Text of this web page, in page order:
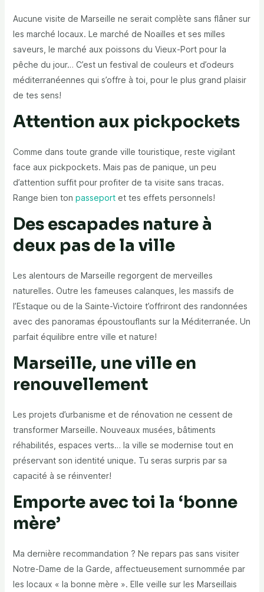
Aucune visite de Marseille ne serait complète sans flâner sur
les marché locaux. Le marché de Noailles et ses milles
saveurs, le marché aux poissons du Vieux-Port pour la
pêche du jour… C’est un festival de couleurs et d’odeurs
méditerranéennes qui s’offre à toi, pour le plus grand plaisir
de tes sens!
Attention aux pickpockets
Comme dans toute grande ville touristique, reste vigilant
face aux pickpockets. Mais pas de panique, un peu
d’attention suffit pour profiter de ta visite sans tracas.
Range bien ton passeportet tes effets personnels!
Des escapades nature à
deux pas de la ville
Les alentours de Marseille regorgent de merveilles
naturelles. Outre les fameuses calanques, les massifs de
l’Estaque ou de la Sainte-Victoire t’offriront des randonnées
avec des panoramas époustouflants sur la Méditerranée. Un
parfait équilibre entre ville et nature!
Marseille, une ville en
renouvellement
Les projets d’urbanisme et de rénovation ne cessent de
transformer Marseille. Nouveaux musées, bâtiments
réhabilités, espaces verts… la ville se modernise tout en
préservant son identité unique. Tu seras surpris par sa
capacité à se réinventer!
Emporte avec toi la ‘bonne
mère’
Ma dernière recommandation ? Ne repars pas sans visiter
Notre-Dame de la Garde, affectueusement surnommée par
les locaux « la bonne mère ». Elle veille sur les Marseillais